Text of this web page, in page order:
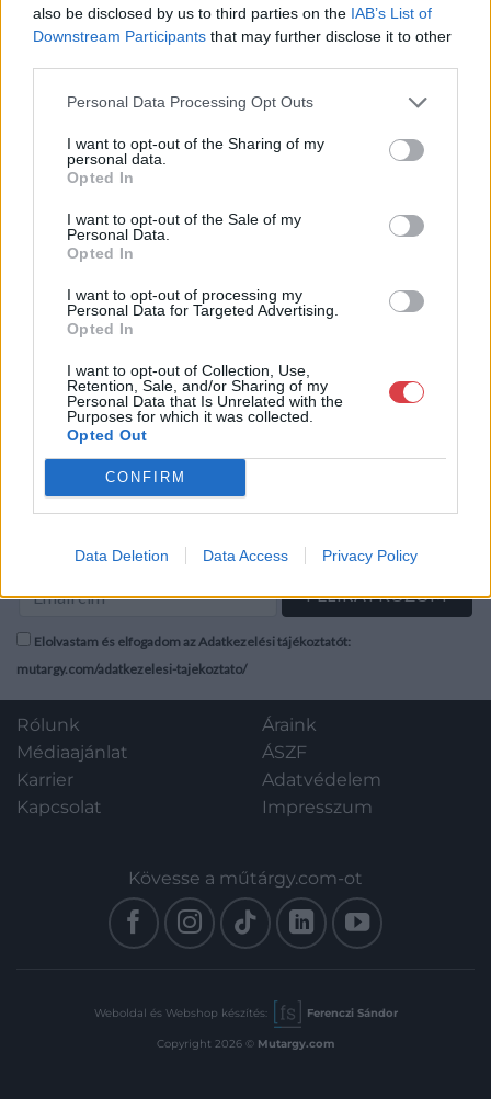
also be disclosed by us to third parties on the IAB’s List of
Downstream Participants that may further disclose it to other
Personal Data Processing Opt Outs
I want to opt-out of the Sharing of my
personal data.
Opted In
I want to opt-out of the Sale of my
Personal Data.
Opted In
I want to opt-out of processing my
Personal Data for Targeted Advertising.
Opted In
I want to opt-out of Collection, Use,
Retention, Sale, and/or Sharing of my
Personal Data that Is Unrelated with the
Purposes for which it was collected.
Opted Out
CONFIRM
Data Deletion Data Access Privacy Policy
EGYÉB MŰTÁRGY
1945 ,,A Független
Kisgazda-, Földmunkás
és Polgári Párt IV. ker.
nagygyűlést tart
szeptember hó 30-án
Függetlenség-ny.,
hajtva, minimális
sérülésekkel, 59,5×42
1945 ,,A Független
Polgári Párt IV. ker.
szervezete választói
szeptember hó 30-án [...]",
plakát, Bp., Függetlenség-
ny., hajtva, minimális
sérülésekkel, 59,5x42 cm
Aukció:44. Nagyaukció
Aukció időpontja:
2025/05/10 18:00
MEGTEKINTEM
EGYÉB MŰTÁRGY
Bukta Imre (1952-) és
Győrffy Sándor (1951-)
Miskolc 1986. Plakát,
jelzett. 59×41,5 cm.
Rendkívül ritka plakát,
készült! Egészen apró
lapszéli gyűrődésekkel,
jó
kiállítása Ady Endre
papír, Győrffy Sándor által
jelzett. 59×41,5 cm.
Rendkívül ritka plakát,
gyűrődésekkel, jó
Aukció:
Aukció időpontja:
2025/05/10 18:00
MEGTEKINTEM
Elolvastam és elfogadom az Adatkezelési tájékoztatót:
mutargy.com/adatkezelesi-tajekoztato/
Rólunk
Médiaajánlat
Karrier
Kapcsolat
Áraink
ÁSZF
Adatvédelem
Impresszum
Kövesse a műtárgy.com-ot
Weboldal és Webshop készítés: Ferenczi Sándor
Copyright 2026 © Mutargy.com